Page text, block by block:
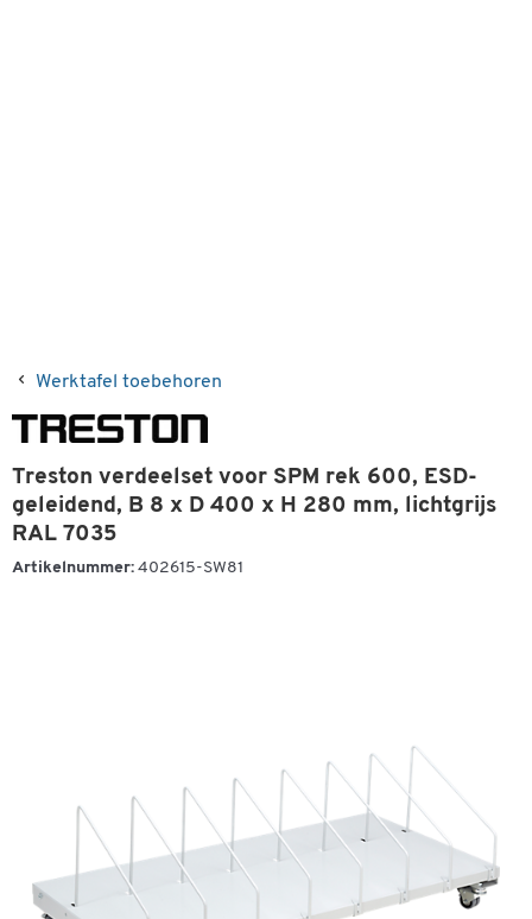
Werktafel toebehoren
Treston verdeelset voor SPM rek 600, ESD-
geleidend, B 8 x D 400 x H 280 mm, lichtgrijs
RAL 7035
Artikelnummer: 402615-SW81